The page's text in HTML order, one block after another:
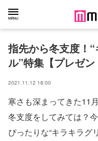
指先から冬支度！
ル”特集【プレゼン
2021.11.12 18:00
寒さも深まってきた11
冬支度をしてみては？
ぴったりな“キラキラグ